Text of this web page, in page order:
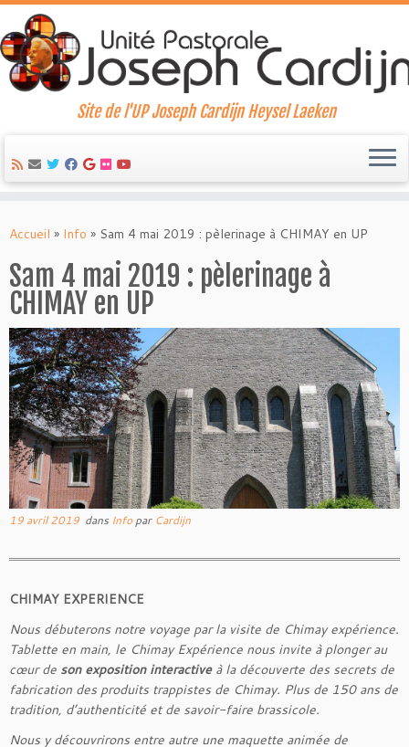
to
Site de l'UP Joseph Cardijn Heysel Laeken
Accueil » Info » Sam 4 mai 2019 : pèlerinage à CHIMAY en UP
Sam 4 mai 2019 : pèlerinage à
CHIMAY en UP
19 avril 2019 dans Info par Cardijn
CHIMAY EXPERIENCE
Nous débuterons notre voyage par la visite de Chimay expérience.
Tablette en main, le Chimay Expérience nous invite à plonger au
cœur de son exposition interactiveà la découverte des secrets de
fabrication des produits trappistes de Chimay. Plus de 150 ans de
tradition, d’authenticité et de savoir-faire brassicole.
Nous y découvrirons entre autre une maquette animée de